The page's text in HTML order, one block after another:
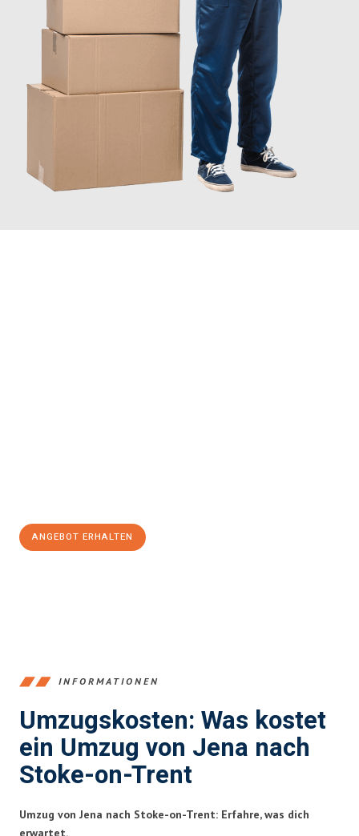
ANGEBOT ERHALTEN
INFORMATIONEN
Umzugskosten: Was kostet
ein Umzug von Jena nach
Stoke-on-Trent
Umzug von Jena nach Stoke-on-Trent: Erfahre, was dich
erwartet.